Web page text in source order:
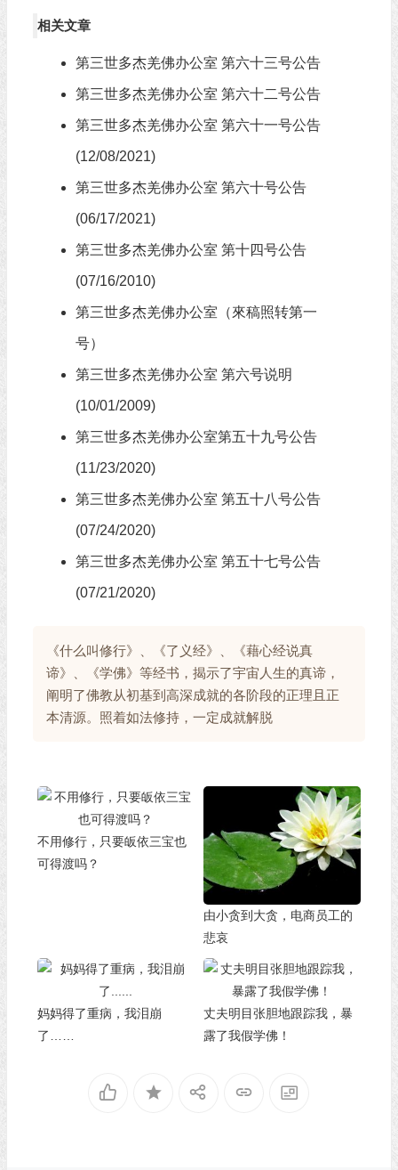
相关文章
第三世多杰羌佛办公室 第六十三号公告
第三世多杰羌佛办公室 第六十二号公告
第三世多杰羌佛办公室 第六十一号公告
(12/08/2021)
第三世多杰羌佛办公室 第六十号公告
(06/17/2021)
第三世多杰羌佛办公室 第十四号公告
(07/16/2010)
第三世多杰羌佛办公室（來稿照转第一
号）
第三世多杰羌佛办公室 第六号说明
(10/01/2009)
第三世多杰羌佛办公室第五十九号公告
(11/23/2020)
第三世多杰羌佛办公室 第五十八号公告
(07/24/2020)
第三世多杰羌佛办公室 第五十七号公告
(07/21/2020)
《什么叫修行》、《了义经》、《藉心经说真
谛》、《学佛》等经书，揭示了宇宙人生的真谛，
阐明了佛教从初基到高深成就的各阶段的正理且正
本清源。照着如法修持，一定成就解脱
不用修行，只要皈依三宝也
可得渡吗？
由小贪到大贪，电商员工的
悲哀
妈妈得了重病，我泪崩
了……
丈夫明目张胆地跟踪我，暴
露了我假学佛！